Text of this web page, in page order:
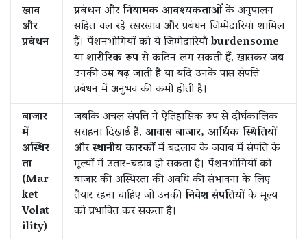
खाव
और
प्रबंधन
प्रबंधनऔरनियामक आवश्यकताओंके अनुपालन
सहित चल रहे रखरखाव और प्रबंधन जिम्मेदारियां शामिल
हैं। पेंशनभोगियों को ये जिम्मेदारियाँburdensome
याशारीरिक रूपसे कठिन लग सकती हैं, खासकर जब
उनकी उम्र बढ़ जाती है या यदि उनके पास संपत्ति
प्रबंधन में अनुभव की कमी होती है।
बाजार
में
अस्थिर
ता
(Mar
ket
Volat
ility)
जबकि अचल संपत्ति ने ऐतिहासिक रूप से दीर्घकालिक
सराहना दिखाई है, आवास बाजार, आर्थिक स्थितियों
औरस्थानीय कारकोंमें बदलाव के जवाब में संपत्ति के
मूल्यों में उतार-चढ़ाव हो सकता है। पेंशनभोगियों को
बाजार की अस्थिरता की अवधि की संभावना के लिए
तैयार रहना चाहिए जो उनकीनिवेश संपत्तियोंके मूल्य
को प्रभावित कर सकता है।